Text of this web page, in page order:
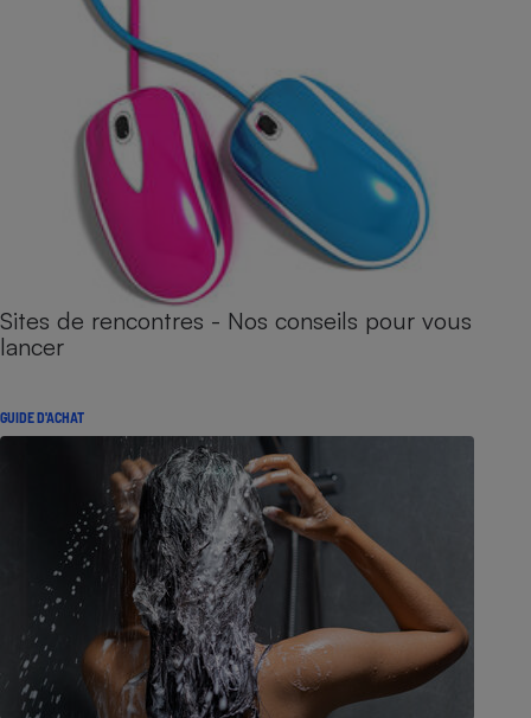
Sites de rencontres - Nos conseils pour vous
lancer
GUIDE D'ACHAT